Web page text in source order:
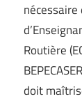
Routière
doit